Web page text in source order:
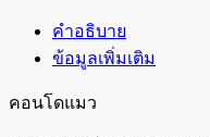
คำอธิบาย
ข้อมูลเพิ่มเติม
คอนโดแมว